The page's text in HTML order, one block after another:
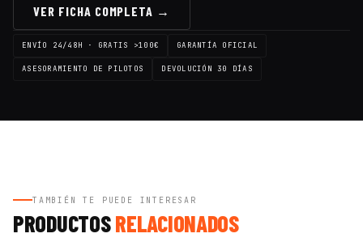
VER FICHA COMPLETA →
ENVÍO 24/48H · GRATIS >100€ GARANTÍA OFICIAL
ASESORAMIENTO DE PILOTOS DEVOLUCIÓN 30 DÍAS
TAMBIÉN TE PUEDE INTERESAR
PRODUCTOSRELACIONADOS